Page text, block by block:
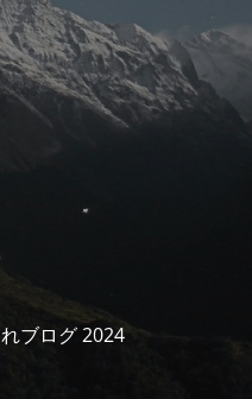
ブログ 2024